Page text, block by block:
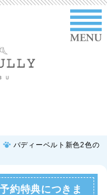
バディーベルト新色2色の
約特典につきま